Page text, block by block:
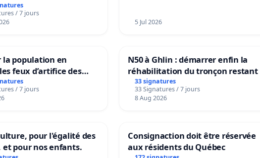
/ 7 jours
5 Jul 2026
la population en
feux d’artifice des
/ 7 jours
N50 à Ghlin : démarrer enfin la
réhabilitation du tronçon restant
33 signatures
33 Signatures / 7 jours
8 Aug 2026
pour l'égalité des
et pour nos enfants.
Consignaction doit être réservée
aux résidents du Québec